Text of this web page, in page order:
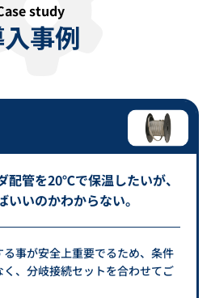
T型
スペースヒーター
カタログダウンロード
study
事例
配管を20℃で保温したいが、
いのかわからない。
事が安全上重要でるため、条件
、分岐接続セットを合わせてご